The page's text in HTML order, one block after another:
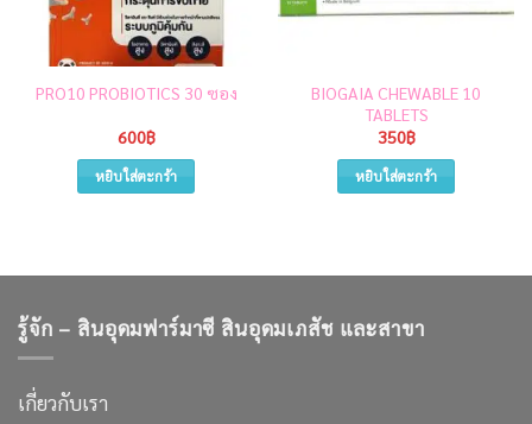
PRO10 PROBIOTICS 30 ซอง
600฿
หยิบใส่ตะกร้า
BIOGAIA CHEWABLE 10
TABLETS
350฿
หยิบใส่ตะกร้า
รู้จัก – สินอุดมฟาร์มาซี สินอุดมเภสัช และสาขา
เกี่ยวกับเรา